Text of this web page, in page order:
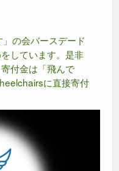
の会バースデード
しています。是非
付金は「飛んで
に直接寄付